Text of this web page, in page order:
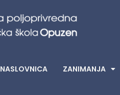
NASLOVNICA ZANIMANJA